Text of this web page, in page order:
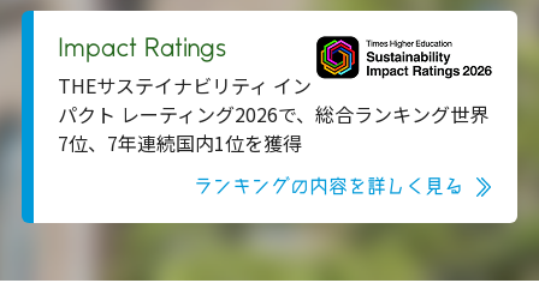
Impact Ratings
THEサステイナビリティ イン
パクト レーティング2026で、総合ランキング世界
7位、7年連続国内1位を獲得
ランキングの内容を詳しく見る